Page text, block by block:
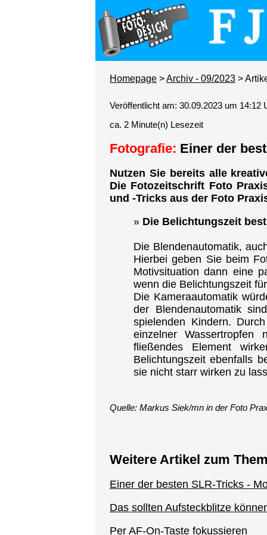
Homepage >Archiv - 09/2023 >
Veröffentlicht am: 30.09.2023 um 14:12
ca. 2 Minute(n) Lesezeit
Fotografie: Einer der
Nutzen Sie bereits alle
Die Fotozeitschrift Foto
und -Tricks aus der Foto
» Die Belichtungszeit
Die Blendenautomatik,
Hierbei geben Sie beim
Motivsituation dann eine
wenn die Belichtungszeit
Die Kameraautomatik
der Blendenautomatik
spielenden Kindern.
einzelner Wassertropfen
fließendes Element
Belichtungszeit ebenfalls
sie nicht starr wirken zu
Quelle: Markus Siek/mn in der Foto
Weitere Artikel zum
Einer der besten SLR-Tricks -
Das sollten Aufsteckblitze
Per AF-On-Taste fokussieren